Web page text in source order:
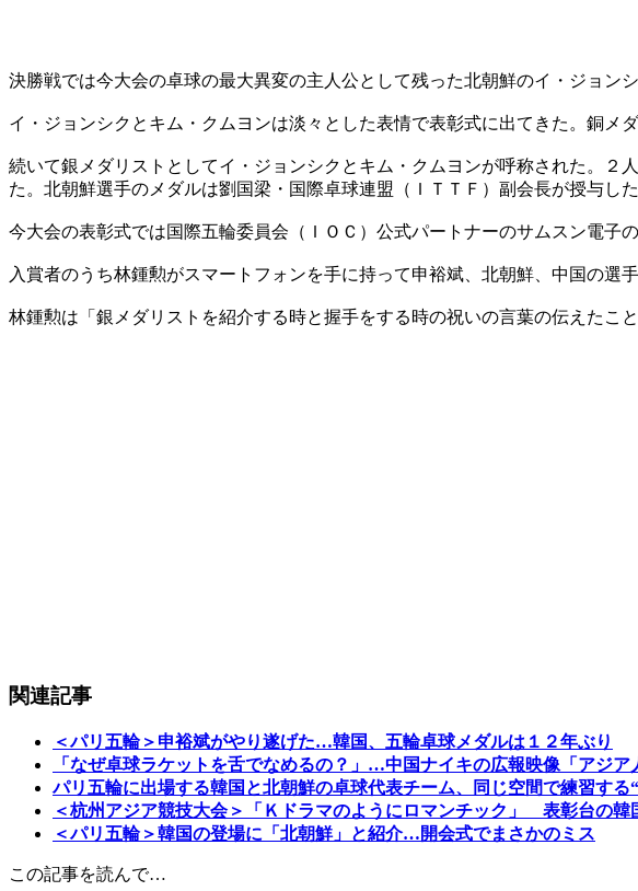
決勝戦では今大会の卓球の最大異変の主人公として残った北朝鮮のイ・ジョン
イ・ジョンシクとキム・クムヨンは淡々とした表情で表彰式に出てきた。銅メ
続いて銀メダリストとしてイ・ジョンシクとキム・クムヨンが呼称された。
た。北朝鮮選手のメダルは劉国梁・国際卓球連盟（ＩＴＴＦ）副会長が授与した
今大会の表彰式では国際五輪委員会（ＩＯＣ）公式パートナーのサムスン電子
入賞者のうち林鍾勲がスマートフォンを手に持って申裕斌、北朝鮮、中国の選
林鍾勲は「銀メダリストを紹介する時と握手をする時の祝いの言葉の伝えたこ
関連記事
＜パリ五輪＞申裕斌がやり遂げた…韓国、五輪卓球メダルは１２年ぶり
「なぜ卓球ラケットを舌でなめるの？」…中国ナイキの広報映像「アジア
パリ五輪に出場する韓国と北朝鮮の卓球代表チーム、同じ空間で練習する
＜杭州アジア競技大会＞「Ｋドラマのようにロマンチック」 表彰台の韓
＜パリ五輪＞韓国の登場に「北朝鮮」と紹介…開会式でまさかのミス
この記事を読んで…